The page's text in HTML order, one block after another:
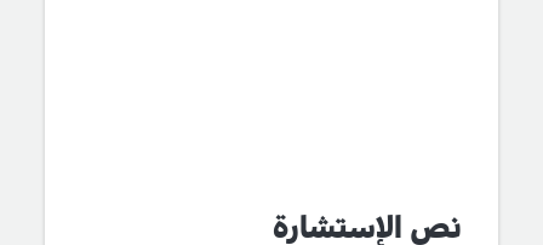
نص الإستشارة